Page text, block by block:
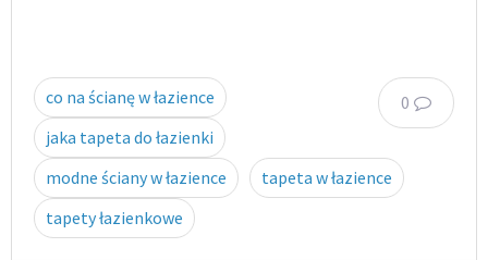
0
co na ścianę w łazience
jaka tapeta do łazienki
modne ściany w łazience
tapeta w łazience
tapety łazienkowe